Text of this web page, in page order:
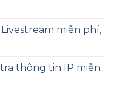
miễn phí,
thông tin IP miễn